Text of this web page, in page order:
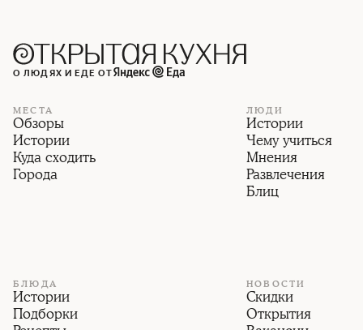
О ЛЮДЯХ И ЕДЕ ОТ
МЕСТА
Обзоры
Истории
Куда сходить
Города
ЛЮДИ
Истории
Чему учиться
Мнения
Развлечения
Блиц
БЛЮДА
Истории
Подборки
НОВОСТИ
Скидки
Открытия